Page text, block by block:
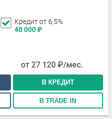
Кредит от 6,5%
40 000₽
от 27 120 ₽/мес.
В КРЕДИТ
В TRADE IN